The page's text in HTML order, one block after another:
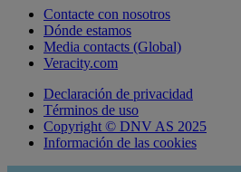
Contacte con nosotros
Dónde estamos
Media contacts (Global)
Veracity.com
Declaración de privacidad
Términos de uso
Copyright © DNV AS 2025
Información de las cookies